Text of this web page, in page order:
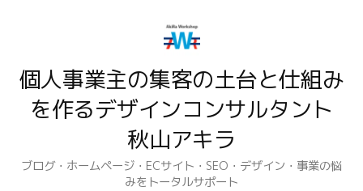
ン
キ
個人事業主の集客の土台と仕組み
を作るデザインコンサルタント
秋山アキラ
ブログ・ホームページ・ECサイト・SEO・デザイン・事業の悩
みをトータルサポート